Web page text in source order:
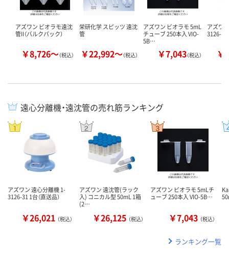
アズワン ビオラモ遠沈
管II（バルクパック）
￥8,726～（税込）
栄研化学 スピッツ 遠沈
管
￥22,992～（税込）
アズワン ビオラモ 5mL
チューブ 250本入 VIO-
5B…
￥7,043（税込）
アズワ
3126-31
￥
遠心分離機・遠沈管の売れ筋ランキング
アズワン 遠心分離機 1-
3126-31 1台（直送品）
￥26,021 （税込）
アズワン 遠沈管(ラック
入) コニカル型 50mL 1箱
(2…
￥26,125 （税込）
アズワン ビオラモ 5mLチ
ューブ 250本入 VIO-5B…
￥7,043 （税込）
ランキング一覧